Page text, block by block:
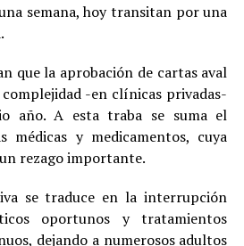
semana, hoy transitan por una
que la aprobación de cartas aval
-en clínicas privadas-
año. A esta traba se suma el
médicas y medicamentos, cuya
rezago importante.
se traduce en la interrupción
oportunos y tratamientos
dejando a numerosos adultos